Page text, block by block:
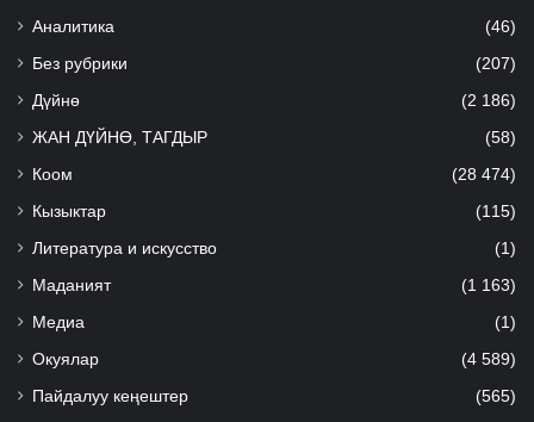
Аналитика (46)
Без рубрики (207)
Дүйнө (2 186)
ЖАН ДҮЙНӨ, ТАГДЫР (58)
Коом (28 474)
Кызыктар (115)
Литература и искусство (1)
Маданият (1 163)
Медиа (1)
Окуялар (4 589)
Пайдалуу кеңештер (565)